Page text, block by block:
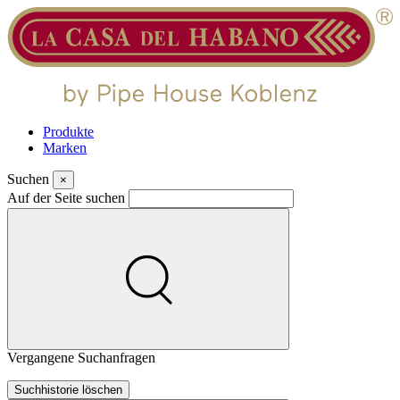
Produkte
Marken
Suchen ×
Auf der Seite suchen
Vergangene Suchanfragen
Suchhistorie löschen